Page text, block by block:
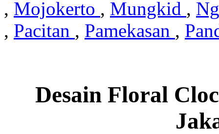
, Mojokerto , Mungkid ,
, Pacitan , Pamekasan ,
Desain Floral